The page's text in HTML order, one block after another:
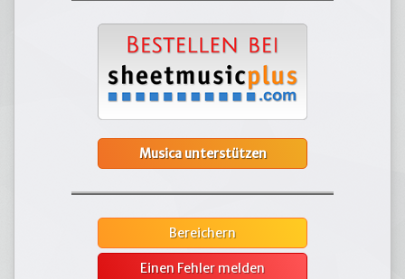
Musica unterstützen
Bereichern
Einen Fehler melden